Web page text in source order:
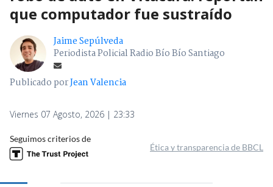
que computador fue sustraído
Jaime Sepúlveda
Periodista Policial Radio Bío Bío Santiago
Publicado porJean Valencia
Viernes 07 Agosto, 2026 | 23:33
Seguimos criterios de
Ética y transparencia de BBCL